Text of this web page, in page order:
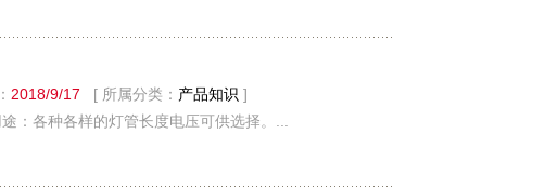
2018/9/17 [ 所属分类： 产品知识 ]
各种各样的灯管长度电压可供选择。...